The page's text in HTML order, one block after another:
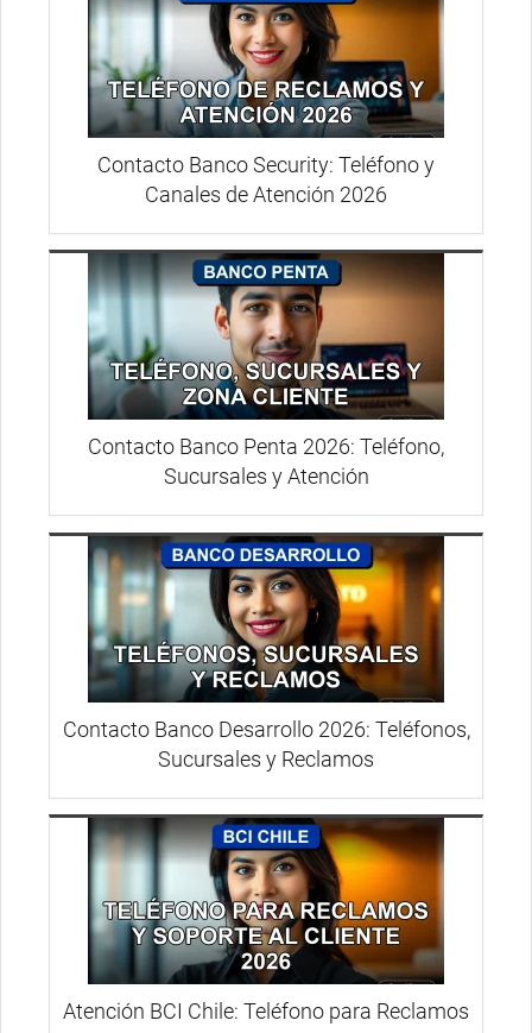
Contacto Banco Security: Teléfono y
Canales de Atención 2026
Contacto Banco Penta 2026: Teléfono,
Sucursales y Atención
Contacto Banco Desarrollo 2026: Teléfonos,
Sucursales y Reclamos
Atención BCI Chile: Teléfono para Reclamos